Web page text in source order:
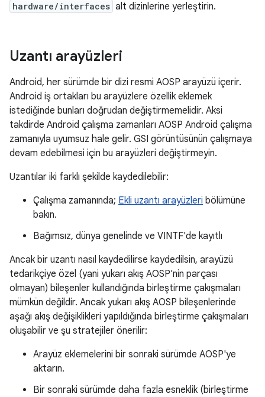
hardware/interfaces alt dizinlerine yerleştirin.
Uzantı arayüzleri
Android, her sürümde bir dizi resmi AOSP arayüzü içerir.
Android iş ortakları bu arayüzlere özellik eklemek
istediğinde bunları doğrudan değiştirmemelidir. Aksi
takdirde Android çalışma zamanları AOSP Android çalışma
zamanıyla uyumsuz hale gelir. GSI görüntüsünün çalışmaya
devam edebilmesi için bu arayüzleri değiştirmeyin.
Uzantılar iki farklı şekilde kaydedilebilir:
Çalışma zamanında; Ekli uzantı arayüzleri bölümüne
bakın.
Bağımsız, dünya genelinde ve VINTF'de kayıtlı
Ancak bir uzantı nasıl kaydedilirse kaydedilsin, arayüzü
tedarikçiye özel (yani yukarı akış AOSP'nin parçası
olmayan) bileşenler kullandığında birleştirme çakışmaları
mümkün değildir. Ancak yukarı akış AOSP bileşenlerinde
aşağı akış değişiklikleri yapıldığında birleştirme çakışmaları
oluşabilir ve şu stratejiler önerilir:
Arayüz eklemelerini bir sonraki sürümde AOSP'ye
aktarın.
Bir sonraki sürümde daha fazla esneklik (birleştirme